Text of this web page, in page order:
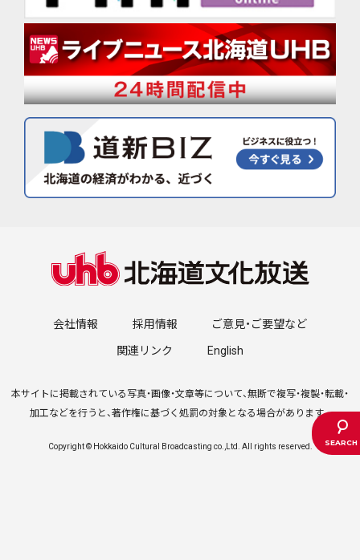
会社情報 採用情報 ご意見・ご要望など
関連リンク English
本サイトに掲載されている写真・画像・文章等について、無断で複写・複製・転載・
加工などを行うと、著作権に基づく処罰の対象となる場合があります。
Copyright © Hokkaido Cultural Broadcasting co.,Ltd. All rights reserved.